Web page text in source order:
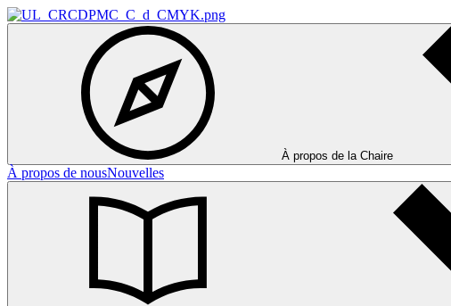
À propos de la Chaire
À propos de nousNouvelles